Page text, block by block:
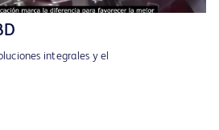
integrales y el